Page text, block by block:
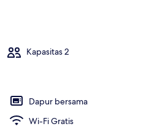
Kapasitas 2
Dapur bersama
Wi-Fi Gratis